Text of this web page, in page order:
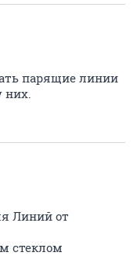
парящие линии
них.
Линий от
стеклом